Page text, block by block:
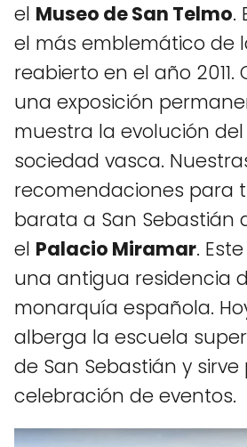
el Museo de San Telmo.
el más emblemático de
reabierto en el año
una exposición
muestra la evolución
sociedad vasca.
recomendaciones para
barata a San Sebastián
el Palacio Miramar.
una antigua residencia
monarquía española.
alberga la escuela
de San Sebastián y
celebración de eventos.